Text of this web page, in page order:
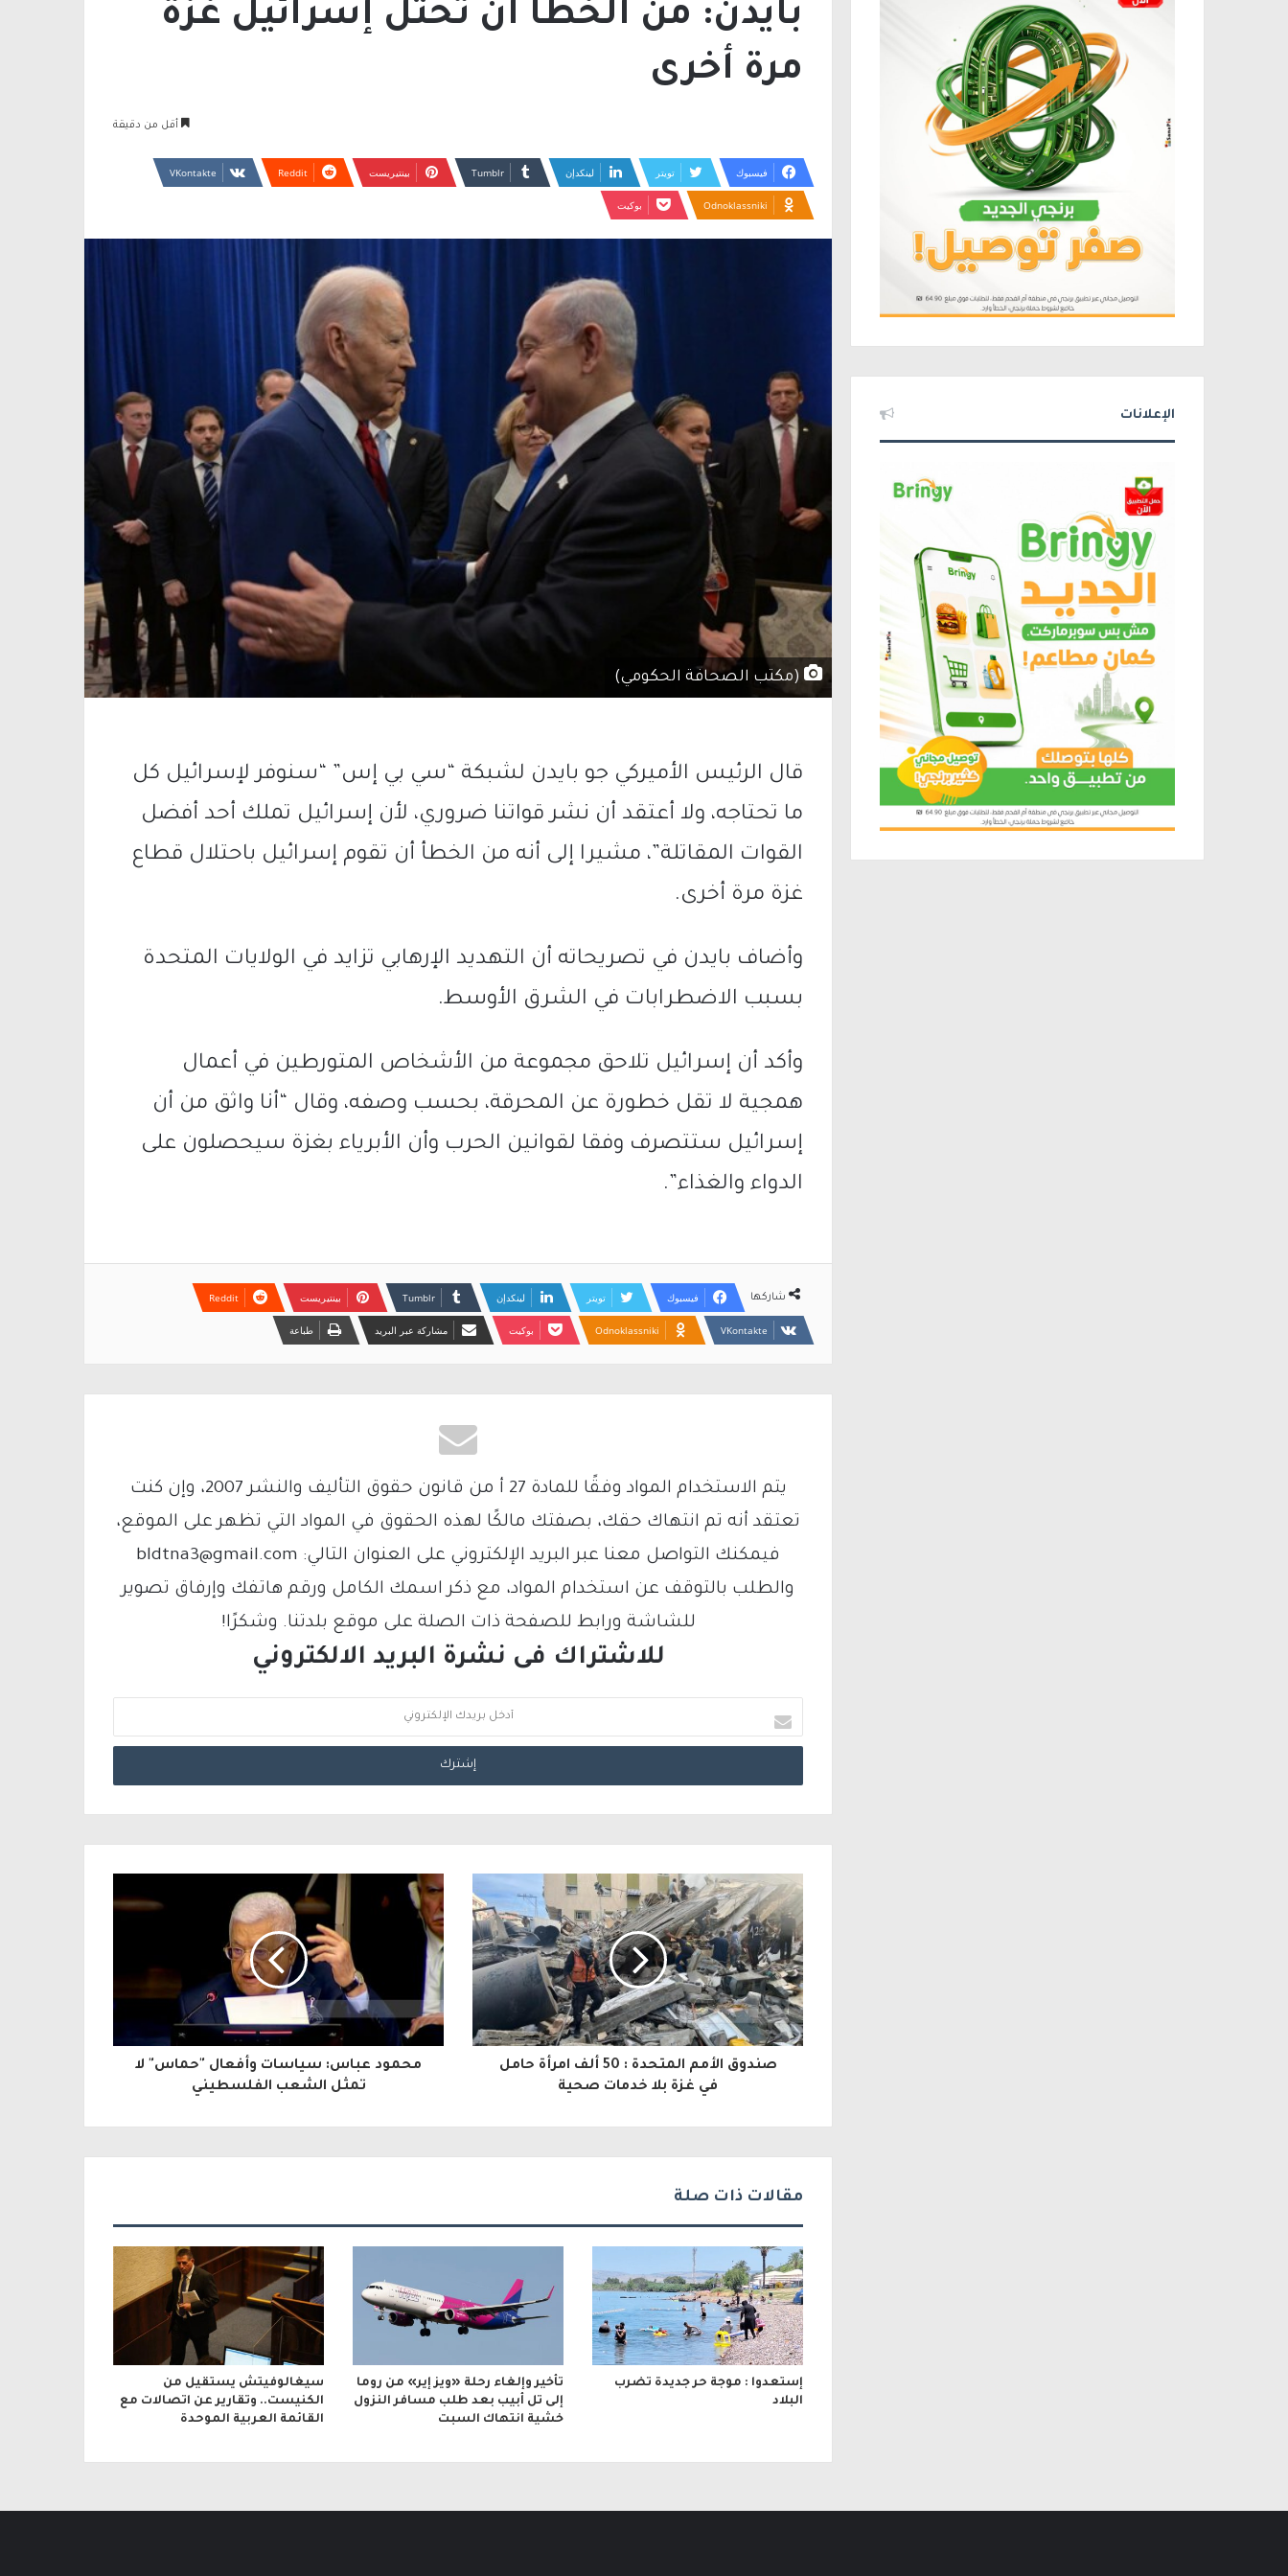
بايدن: من الخطأ أن تحتل إسرائيل غزة
مرة أخرى
أقل من دقيقة
فيسبوك تويتر لينكدإن بينتيريست
Odnoklassniki بوكيت
(مكتب الصحافة الحكومي)
قال الرئيس الأميركي جو بايدن لشبكة “سي بي إس” “سنوفر لإسرائيل كل
ما تحتاجه، ولا أعتقد أن نشر قواتنا ضروري، لأن إسرائيل تملك أحد أفضل
القوات المقاتلة”، مشيرا إلى أنه من الخطأ أن تقوم إسرائيل باحتلال قطاع
غزة مرة أخرى.
وأضاف بايدن في تصريحاته أن التهديد الإرهابي تزايد في الولايات المتحدة
بسبب الاضطرابات في الشرق الأوسط.
وأكد أن إسرائيل تلاحق مجموعة من الأشخاص المتورطين في أعمال
همجية لا تقل خطورة عن المحرقة، بحسب وصفه، وقال “أنا واثق من أن
إسرائيل ستتصرف وفقا لقوانين الحرب وأن الأبرياء بغزة سيحصلون على
الدواء والغذاء”.
شاركها فيسبوك تويتر لينكدإن بينتيريست
Odnoklassniki بوكيت مشاركة عبر البريد طباعة
يتم الاستخدام المواد وفقًا للمادة 27 أ من قانون حقوق التأليف والنشر 2007، وإن كنت
تعتقد أنه تم انتهاك حقك، بصفتك مالكًا لهذه الحقوق في المواد التي تظهر على الموقع،
فيمكنك التواصل معنا عبر البريد الإلكتروني على العنوان التالي: bldtna3@gmail.com
والطلب بالتوقف عن استخدام المواد، مع ذكر اسمك الكامل ورقم هاتفك وإرفاق تصوير
للشاشة ورابط للصفحة ذات الصلة على موقع بلدتنا. وشكرًا!
للاشتراك فى نشرة البريد الالكتروني
د
خ
ل
ب
ي
د
ك
ا
ل
و
ن
ي
صندوق الأمم المتحدة : 50 ألف امرأة حامل
في غزة بلا خدمات صحية
محمود عباس: سياسات وأفعال "حماس" لا
تمثل الشعب الفلسطيني
مقالات ذات صلة
إستعدوا : موجة حر جديدة تضرب
البلاد
تأخير وإلغاء رحلة «ويز إير» من روما
إلى تل أبيب بعد طلب مسافر النزول
خشية انتهاك السبت
سيغالوفيتش يستقيل من
الكنيست.. وتقارير عن اتصالات مع
القائمة العربية الموحدة
الإعلانات